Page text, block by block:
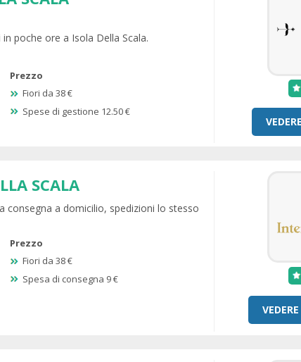
poche ore a Isola Della Scala.
Prezzo
Fiori da 38 €
Spese di gestione 12.50 €
SCALA
consegna a domicilio, spedizioni lo stesso
Prezzo
Fiori da 38 €
Spesa di consegna 9 €